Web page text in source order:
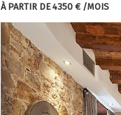
À PARTIR DE 4350 € /MOIS